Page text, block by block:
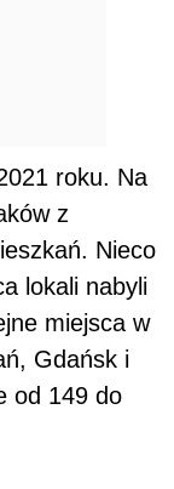
roku. Na
z
Nieco
lokali nabyli
miejsca w
Gdańsk i
od 149 do